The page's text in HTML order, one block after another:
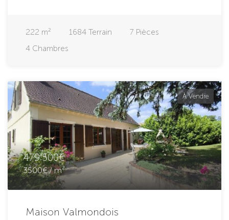
222 m² 1684 Terrain 7 Pièces
4 Chambres
À Vendre
479 500€
3500€ / m²
Maison Valmondois